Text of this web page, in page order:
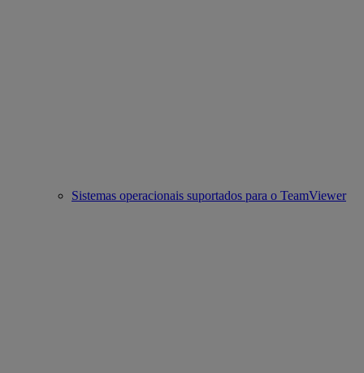
Sistemas operacionais suportados para o TeamViewer